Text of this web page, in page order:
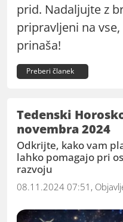
prid. Nadaljujte z
pripravljeni na
prinaša!
Preberi članek
Tedenski
novembra 2024
Odkrijte, kako vam
lahko pomagajo pri
razvoju
08.11.2024 07:51,